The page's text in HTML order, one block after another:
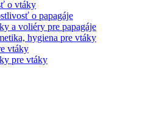
o vtáky
o papagáje
a voliéry pre papagáje
hygiena pre vtáky
vtáky
pre vtáky